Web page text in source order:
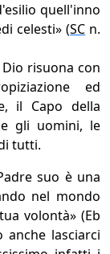
quell'inno
celesti» (SC n.
risuona con
ed
il Capo della
gli uomini, le
tutti.
suo è una
nel mondo
volontà» (Eb
anche lasciarci